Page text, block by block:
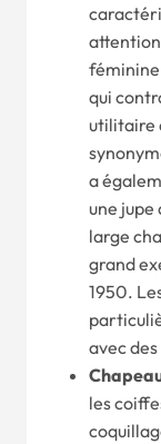
qui
utilitaire
a
une jupe
large
grand
1950.
avec
les